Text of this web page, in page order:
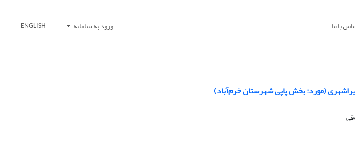
با ما ورود به سامانه ENGLISH
(مورد: بخش پاپی شهرستان خرم‌آباد)